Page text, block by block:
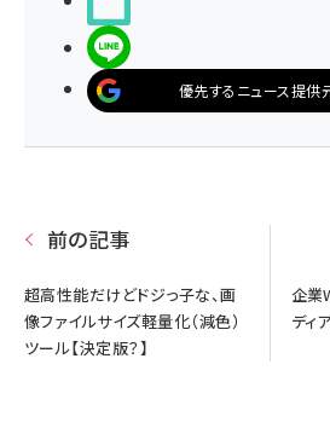
優先するニュース提
前の記事
超高性能だけどドジっ子な、画
像ファイルサイズ軽量化（減色）
ツール【決定版？】
企業
ディ